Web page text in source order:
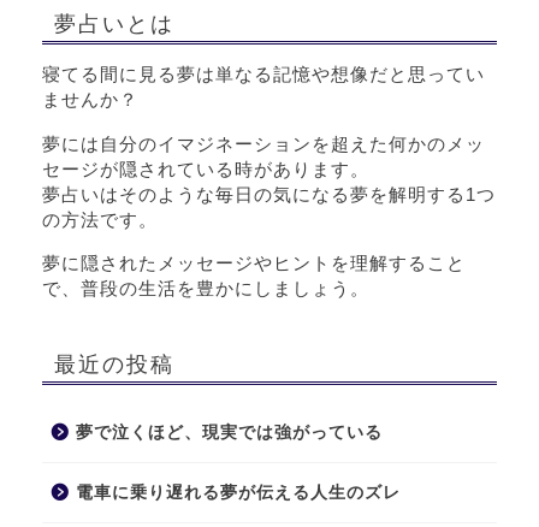
夢占いとは
寝てる間に見る夢は単なる記憶や想像だと思ってい
ませんか？
夢には自分のイマジネーションを超えた何かのメッ
セージが隠されている時があります。
夢占いはそのような毎日の気になる夢を解明する1つ
の方法です。
夢に隠されたメッセージやヒントを理解すること
で、普段の生活を豊かにしましょう。
最近の投稿
夢で泣くほど、現実では強がっている
電車に乗り遅れる夢が伝える人生のズレ